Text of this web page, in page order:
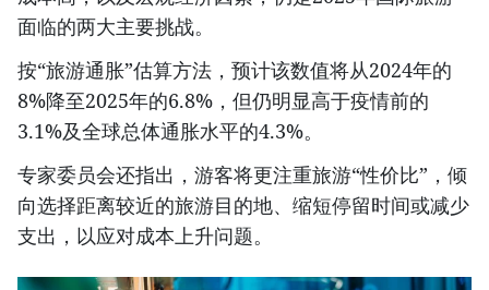
面临的两大主要挑战。
按“旅游通胀”估算方法，预计该数值将从2024年的
8%降至2025年的6.8%，但仍明显高于疫情前的
3.1%及全球总体通胀水平的4.3%。
专家委员会还指出，游客将更注重旅游“性价比”，倾
向选择距离较近的旅游目的地、缩短停留时间或减少
支出，以应对成本上升问题。